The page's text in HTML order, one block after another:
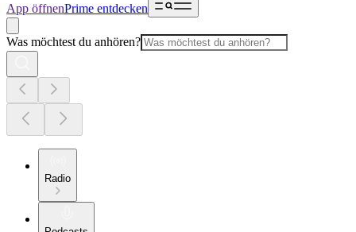
App öffnenPrime entdecken
Was möchtest du anhören?
Radio